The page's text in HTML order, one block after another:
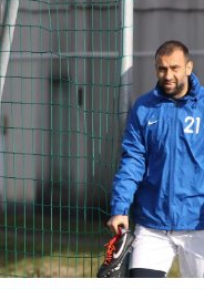
CSAPATOK
MÉRKŐZÉSEK
KLUB
GALÉRIA
ÉLMÉNYEK
AKKREDITÁCIÓ